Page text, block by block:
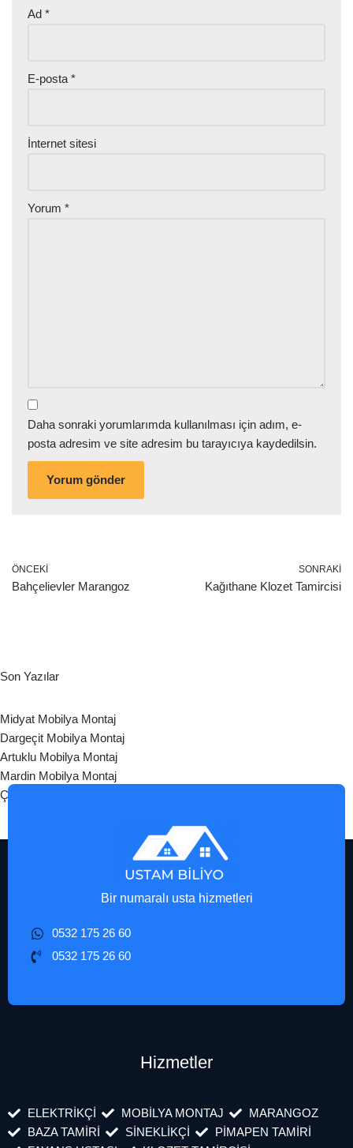
Ad *
E-posta *
İnternet sitesi
Yorum *
Daha sonraki yorumlarımda kullanılması için adım, e-
posta adresim ve site adresim bu tarayıcıya kaydedilsin.
ÖNCEKI
Bahçelievler Marangoz
SONRAKI
Kağıthane Klozet Tamircisi
Son Yazılar
Midyat Mobilya Montaj
Dargeçit Mobilya Montaj
Artuklu Mobilya Montaj
Mardin Mobilya Montaj
Çağlayancerit Mobilya Montaj
Bir numaralı usta hizmetleri
0532 175 26 60
0532 175 26 60
Hizmetler
ELEKTRİKÇİ MOBİLYA MONTAJ
MARANGOZ
BAZA TAMİRİ
SİNEKLİKÇİ
PİMAPEN TAMİRİ